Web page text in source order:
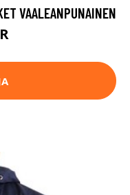
VAALEANPUNAINEN